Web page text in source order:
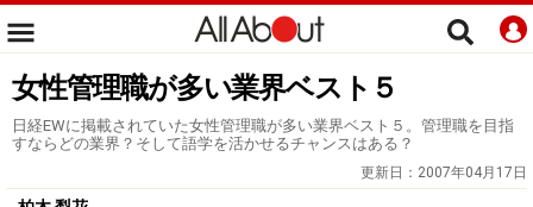
女性管理職が多い業界ベスト５
日経EWに掲載されていた女性管理職が多い業界ベスト５。管理職を目指
すならどの業界？そして語学を活かせるチャンスはある？
更新日： 2007年04月17日